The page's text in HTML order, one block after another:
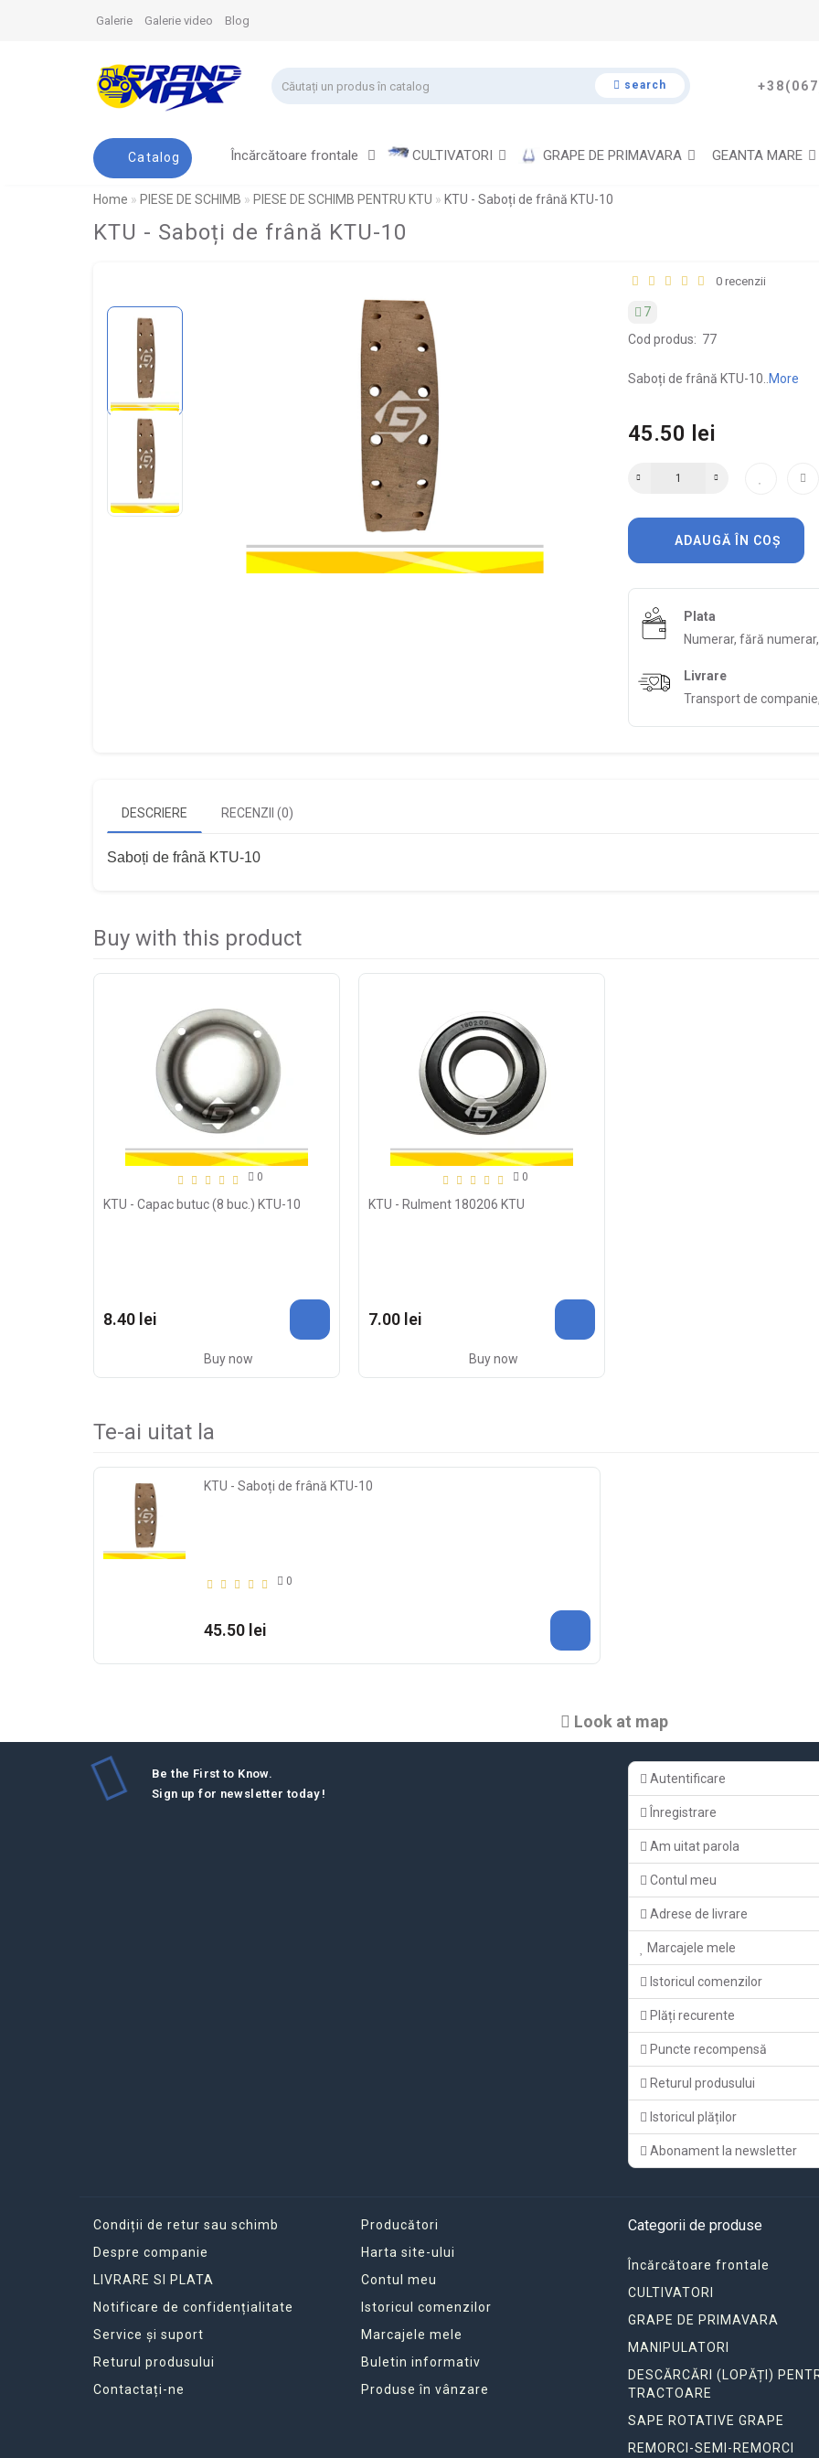
Galerie Galerie video Blog
search
Catalog Încărcătoare frontale CULTIVATORI GRAPE DE PRIMAVARA GEANTA MARE
Home PIESE DE SCHIMB PIESE DE SCHIMB PENTRU KTU KTU - Saboți de frână KTU-10
KTU - Saboți de frână KTU-10
0 recenzii
7
Cod produs: 77
Saboți de frână KTU-10.. More
45.50 lei
ADAUGĂ ÎN COȘ
Plata
Numerar, fără
Livrare
Transport de
DESCRIERE RECENZII (0)
Saboți de frână KTU-10
Buy with this product
0
KTU - Capac butuc (8 buc.) KTU-10
8.40 lei
Buy now
0
KTU - Rulment 180206 KTU
7.00 lei
Buy now
Te-ai uitat la
KTU - Saboți de frână KTU-10
0
45.50 lei
Look at map
Be the First to Know.
Sign up for newsletter today !
Autentificare
Înregistrare
Am uitat parola
Contul meu
Adrese de livrare
Marcajele mele
Istoricul comenzilor
Plăți recurente
Puncte recompensă
Returul produsului
Istoricul plăților
Abonament la newsletter
Condiții de retur sau schimb
Despre companie
LIVRARE SI PLATA
Notificare de confidențialitate
Service și suport
Returul produsului
Contactați-ne
Producători
Harta site-ului
Contul meu
Istoricul comenzilor
Marcajele mele
Buletin informativ
Produse în vânzare
Categorii de produse
Încărcătoare frontale
CULTIVATORI
GRAPE DE PRIMAVARA
MANIPULATORI
DESCĂRCĂRI (LOPĂȚI)
TRACTOARE
SAPE ROTATIVE GRAPE
REMORCI-SEMI-REMORCI